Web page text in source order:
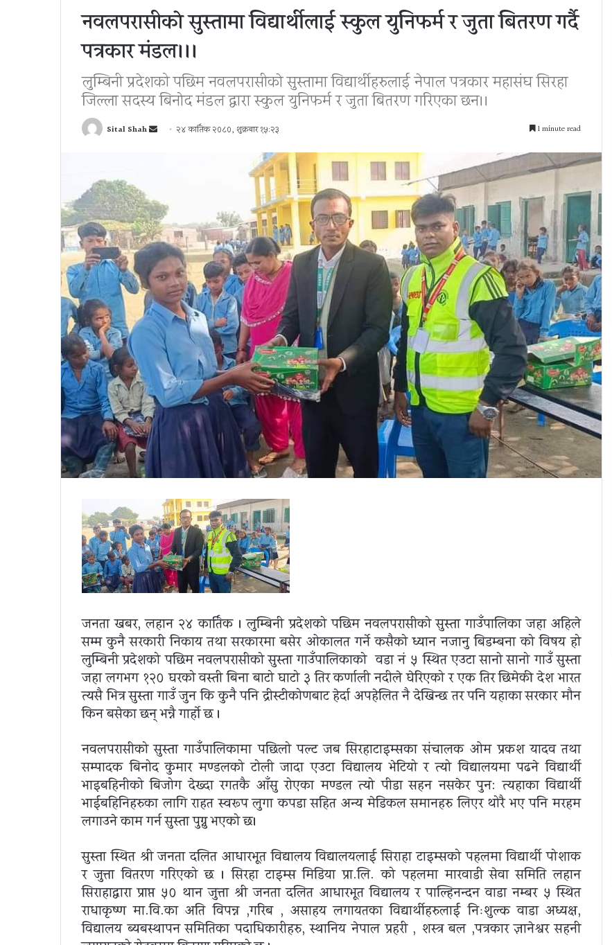
नवलपरासीकाे सुस्तामा विद्यार्थीलाई स्कुल युनिफर्म र जुता बितरण गर्दै
पत्रकार मंडल।।।
लुम्बिनी प्रदेशको पछिम नवलपरासीकाे सुस्तामा विद्यार्थीहरुलाई नेपाल पत्रकार महासंघ सिरहा
जिल्ला सदस्य बिनाेद मंडल द्वारा स्कुल युनिफर्म र जुता बितरण गरिएका छन।।
Sital Shah
Send २४ कार्तिक २०८०, शुक्रबार १५:२३ 1 minute read
जनता खबर, लहान २४ कार्तिक । लुम्बिनी प्रदेशको पछिम नवलपरासीको सुस्ता गाउँपालिका जहा अहिले
सम्म कुनै सरकारी निकाय तथा सरकारमा बसेर ओकालत गर्ने कसैको ध्यान नजानु बिडम्बना को विषय हो
लुम्बिनी प्रदेशको पछिम नवलपरासीको सुस्ता गाउँपालिकाको वडा नं ५ स्थित एउटा सानो सानो गाउँ सुस्ता
जहा लगभग १२० घरको वस्ती बिना बाटो घाटो ३ तिर कर्णाली नदीले घेरिएको र एक तिर छिमेकी देश भारत
त्यसै भित्र सुस्ता गाउँ जुन कि कुनै पनि द्रीस्टीकोणबाट हेर्दा अपहेलित नै देखिन्छ तर पनि यहाका सरकार मौन
किन बसेका छन् भन्नै गार्हो छ ।
नवलपरासीको सुस्ता गाउँपालिकामा पछिलो पल्ट जब सिरहाटाइम्सका संचालक ओम प्रकश यादव तथा
सम्पादक बिनोद कुमार मण्डलको टोली जादा एउटा विद्यालय भेटियो र त्यो विद्यालयमा पढने विद्यार्थी
भाइबहिनीको बिजोग देख्दा रगतकै आँसु रोएका मण्डल त्यो पीडा सहन नसकेर पुन: त्यहाका विद्यार्थी
भाईबहिनिहरुका लागि राहत स्वरूप लुगा कपडा सहित अन्य मेडिकल समानहरु लिएर थोरै भए पनि मरहम
लगाउने काम गर्न सुस्ता पुग्नु भएको छ।
सुस्ता स्थित श्री जनता दलित आधारभूत विद्यालय विद्यालयलाई सिराहा टाइम्सको पहलमा विद्यार्थी पोशाक
र जुत्ता वितरण गरिएको छ । सिरहा टाइम्स मिडिया प्रा.लि. को पहलमा मारवाडी सेवा समिति लहान
सिराहाद्वारा प्राप्त ५० थान जुत्ता श्री जनता दलित आधारभूत विद्यालय र पाल्हिनन्दन वाडा नम्बर ५ स्थित
राधाकृष्ण मा.वि.का अति विपन्न ,गरिब , असाहय लगायतका विद्यार्थीहरुलाई निःशुल्क वाडा अध्यक्ष,
विद्यालय ब्यबस्थापन समितिका पदाधिकारीहरु, स्थानिय नेपाल प्रहरी , शस्त्र बल ,पत्रकार ज्ञानेश्वर सहनी